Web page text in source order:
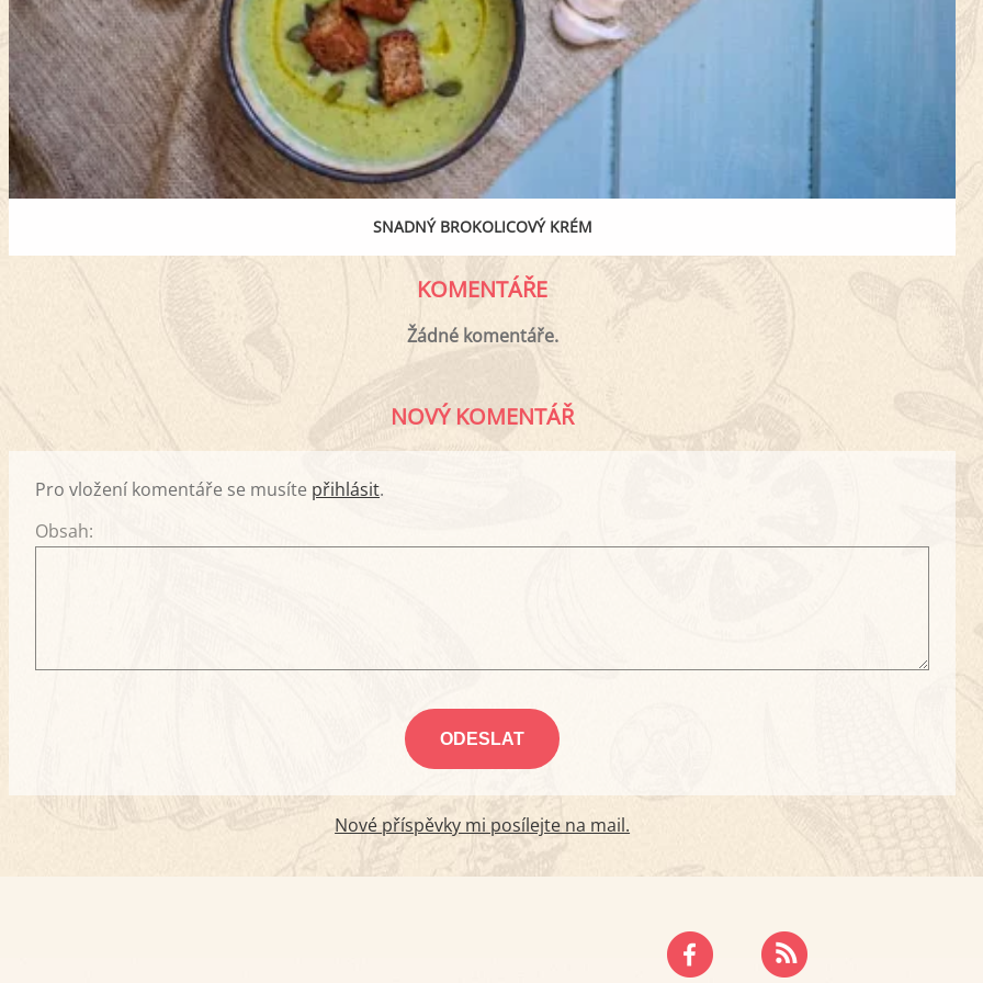
SNADNÝ BROKOLICOVÝ KRÉM
KOMENTÁŘE
Žádné komentáře.
NOVÝ KOMENTÁŘ
Pro vložení komentáře se musíte přihlásit.
Obsah:
Nové příspěvky mi posílejte na mail.